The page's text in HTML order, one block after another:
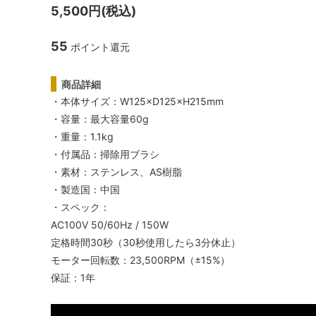
リオ）
スケール・サーモメーター・温度計
抹茶アイテム
5,500円(税込)
55 ポイント還元
商品詳細
・本体サイズ：W125×D125×H215mm
・容量：最大容量60g
・重量：1.1kg
・付属品：掃除用ブラシ
・素材：ステンレス、AS樹脂
・製造国：中国
・スペック：
AC100V 50/60Hz / 150W
定格時間30秒（30秒使用したら3分休止）
モーター回転数：23,500RPM（±15%）
保証：1年